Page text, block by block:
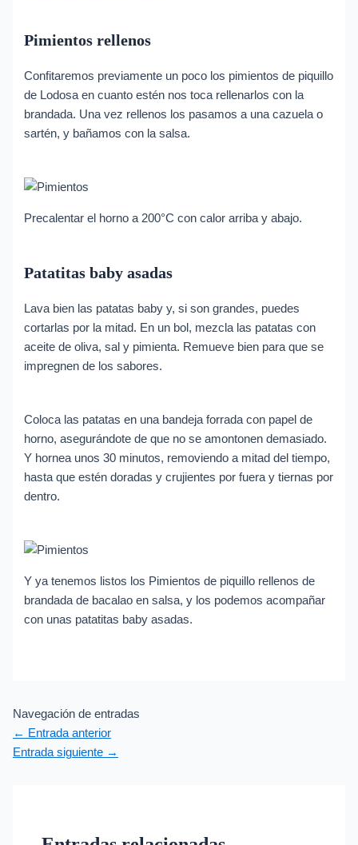
Pimientos rellenos
Confitaremos previamente un poco los pimientos de piquillo
de Lodosa en cuanto estén nos toca rellenarlos con la
brandada. Una vez rellenos los pasamos a una cazuela o
sartén, y bañamos con la salsa.
Precalentar el horno a 200°C con calor arriba y abajo.
Patatitas baby asadas
Lava bien las patatas baby y, si son grandes, puedes
cortarlas por la mitad. En un bol, mezcla las patatas con
aceite de oliva, sal y pimienta. Remueve bien para que se
impregnen de los sabores.
Coloca las patatas en una bandeja forrada con papel de
horno, asegurándote de que no se amontonen demasiado.
Y hornea unos 30 minutos, removiendo a mitad del tiempo,
hasta que estén doradas y crujientes por fuera y tiernas por
dentro.
Y ya tenemos listos los Pimientos de piquillo rellenos de
brandada de bacalao en salsa, y los podemos acompañar
con unas patatitas baby asadas.
Navegación de entradas
← Entrada anterior
Entrada siguiente →